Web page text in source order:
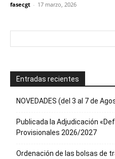
fasecgt - 17 marzo, 2026
Entradas recientes
NOVEDADES (del 3 al 7 de
Publicada la Adjudicación
Provisionales 2026/2027
Ordenación de las bolsas de